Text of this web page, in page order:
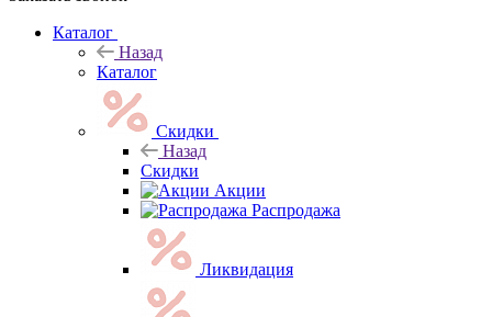
Каталог
Назад
Каталог
Скидки
Назад
Скидки
Акции
Распродажа
Ликвидация